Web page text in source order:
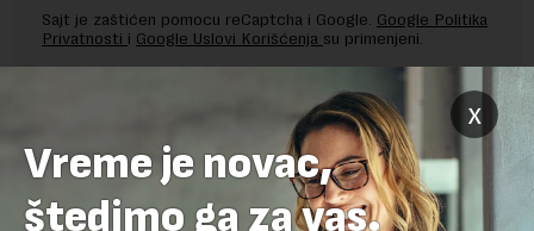
Sajt je zaštićen pomocu reCaptcha i Google. Google Politika
Privatnosti i Google Uslovi Korišćenja su primenjeni.
x
Vreme je novac,
štedimo ga za vas.